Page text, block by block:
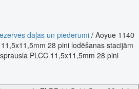
daļas un piederumi / Aoyue 1140
28 pini lodēšanas stacijām